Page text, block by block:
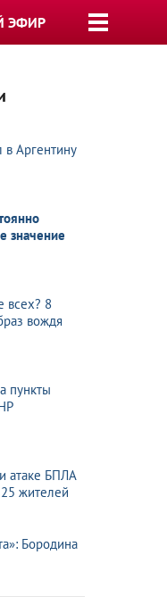
ЭФИР
Аргентину
значение
всех? 8
вождя
пункты
атаке БПЛА
жителей
Бородина